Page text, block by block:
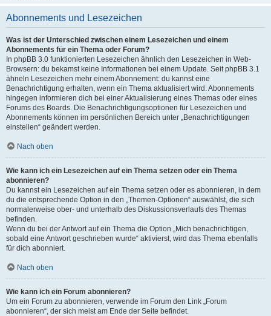
Abonnements und Lesezeichen
Was ist der Unterschied zwischen einem Lesezeichen und einem
Abonnements für ein Thema oder Forum?
In phpBB 3.0 funktionierten Lesezeichen ähnlich den Lesezeichen in Web-
Browsern: du bekamst keine Informationen bei einem Update. Seit phpBB 3.1
ähneln Lesezeichen mehr einem Abonnement: du kannst eine
Benachrichtigung erhalten, wenn ein Thema aktualisiert wird. Abonnements
hingegen informieren dich bei einer Aktualisierung eines Themas oder eines
Forums des Boards. Die Benachrichtigungsoptionen für Lesezeichen und
Abonnements können im persönlichen Bereich unter „Benachrichtigungen
einstellen“ geändert werden.
Nach oben
Wie kann ich ein Lesezeichen auf ein Thema setzen oder ein Thema
abonnieren?
Du kannst ein Lesezeichen auf ein Thema setzen oder es abonnieren, in dem
du die entsprechende Option in den „Themen-Optionen“ auswählst, die sich
normalerweise ober- und unterhalb des Diskussionsverlaufs des Themas
befinden.
Wenn du bei der Antwort auf ein Thema die Option „Mich benachrichtigen,
sobald eine Antwort geschrieben wurde“ aktivierst, wird das Thema ebenfalls
für dich abonniert.
Nach oben
Wie kann ich ein Forum abonnieren?
Um ein Forum zu abonnieren, verwende im Forum den Link „Forum
abonnieren“, der sich meist am Ende der Seite befindet.